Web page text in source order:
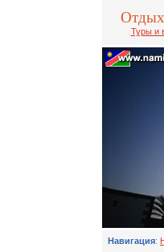
Туры и
Навигация: